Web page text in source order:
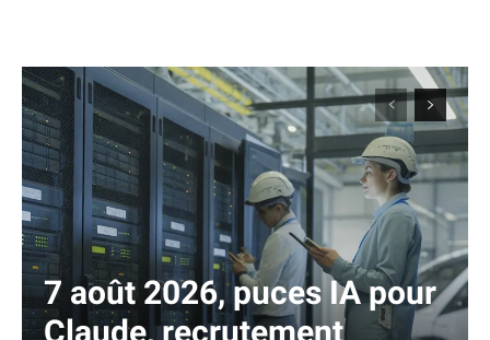
7 août 2026, puces IA pour
Claude, recrutement